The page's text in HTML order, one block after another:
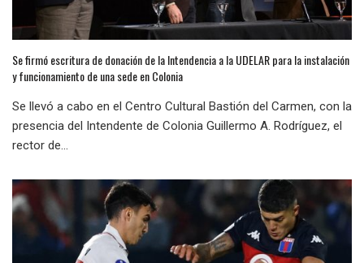
Se firmó escritura de donación de la Intendencia a la UDELAR para la instalación
y funcionamiento de una sede en Colonia
Se llevó a cabo en el Centro Cultural Bastión del Carmen, con la
presencia del Intendente de Colonia Guillermo A. Rodríguez, el
rector de...